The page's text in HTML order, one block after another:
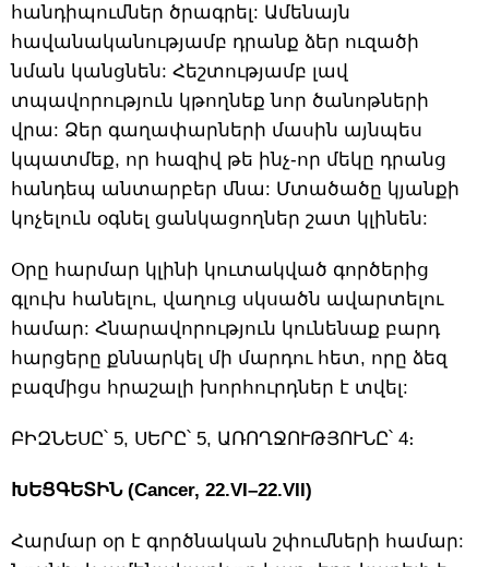
հանդիպումներ ծրագրել: Ամենայն
հավանականությամբ դրանք ձեր ուզածի
նման կանցնեն: Հեշտությամբ լավ
տպավորություն կթողնեք նոր ծանոթների
վրա: Ձեր գաղափարների մասին այնպես
կպատմեք, որ հազիվ թե ինչ-որ մեկը դրանց
հանդեպ անտարբեր մնա: Մտածածը կյանքի
կոչելուն օգնել ցանկացողներ շատ կլինեն:
Օրը հարմար կլինի կուտակված գործերից
գլուխ հանելու, վաղուց սկսածն ավարտելու
համար: Հնարավորություն կունենաք բարդ
հարցերը քննարկել մի մարդու հետ, որը ձեզ
բազմիցս հրաշալի խորհուրդներ է տվել:
ԲԻԶՆԵՍԸ՝ 5, ՍԵՐԸ՝ 5, ԱՌՈՂՋՈՒԹՅՈՒՆԸ՝ 4։
ԽԵՑԳԵՏԻՆ (Cancer, 22.VI–22.VII)
Հարմար օր է գործնական շփումների համար: